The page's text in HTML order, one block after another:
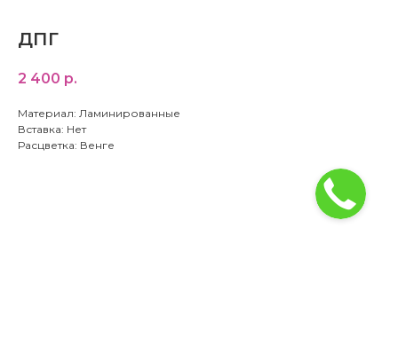
ДПГ
2 400 р.
Материал: Ламинированные
Вставка: Нет
Расцветка: Венге